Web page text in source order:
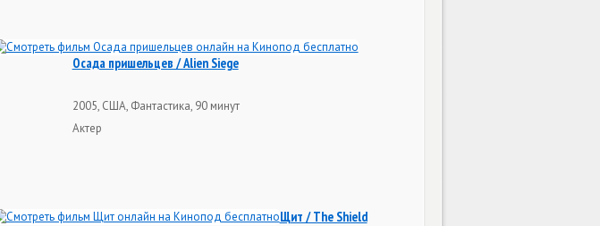
Осада пришельцев / Alien Siege
2005, США, Фантастика, 90 минут
Актер
Щит / The Shield